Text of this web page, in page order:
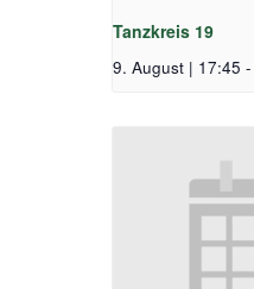
Tanzkreis 19
9. August | 17:45 -